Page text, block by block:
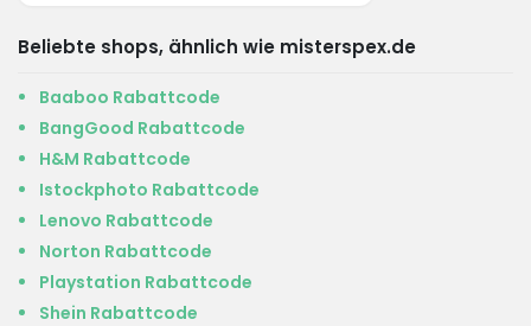
Beliebte shops, ähnlich wie misterspex.de
Baaboo Rabattcode
BangGood Rabattcode
H&M Rabattcode
Istockphoto Rabattcode
Lenovo Rabattcode
Norton Rabattcode
Playstation Rabattcode
Shein Rabattcode